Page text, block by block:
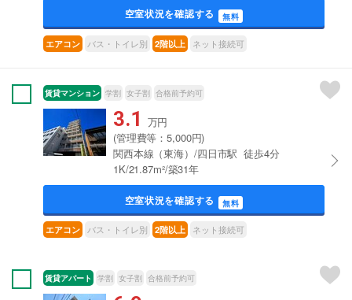
空室状況を確認する 無料
エアコン バス・トイレ別 2階以上 ネット接続可
賃貸マンション 学割 女子割 合格前予約可
3.1 万円
(管理費等：5,000円)
関西本線（東海）/四日市駅 徒歩4分
1K/21.87m²/築31年
空室状況を確認する 無料
エアコン バス・トイレ別 2階以上 ネット接続可
賃貸アパート 学割 女子割 合格前予約可